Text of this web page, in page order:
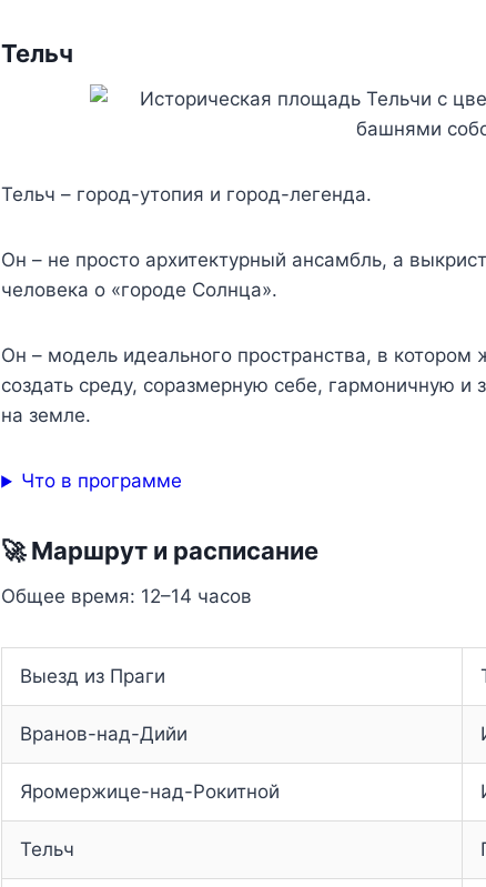
Тельч
Тельч – город-утопия и город-легенда.
Он – не просто архитектурный ансамбль, а
человека о «городе Солнца».
Он – модель идеального пространства, в котором
создать среду, соразмерную себе, гармоничную
на земле.
Что в программе
🚀 Маршрут и расписание
Общее время: 12–14 часов
Выезд из Праги
Вранов-над-Дийи
Яромержице-над-Рокитной
Тельч